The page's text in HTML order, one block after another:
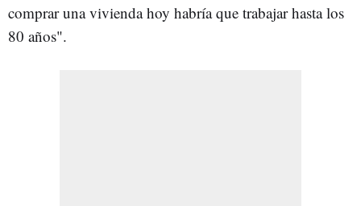
comprar una vivienda hoy habría que trabajar hasta los
80 años".